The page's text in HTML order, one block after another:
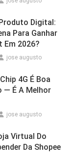
Digital:
Para Ganhar
Em 2026?
jose augusto
4G É Boa
— É A Melhor
jose augusto
Virtual Do
Da Shopee